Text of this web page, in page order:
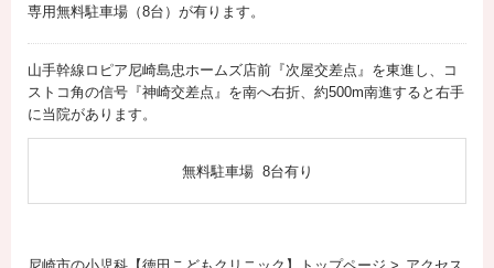
専用無料駐車場（8台）が有ります。
山手幹線ロピア尼崎島忠ホームズ店前『次屋交差点』を東進し、コ
ストコ角の信号『神崎交差点』を南へ右折、約500m南進すると右手
に当院があります。
無料駐車場 8台有り